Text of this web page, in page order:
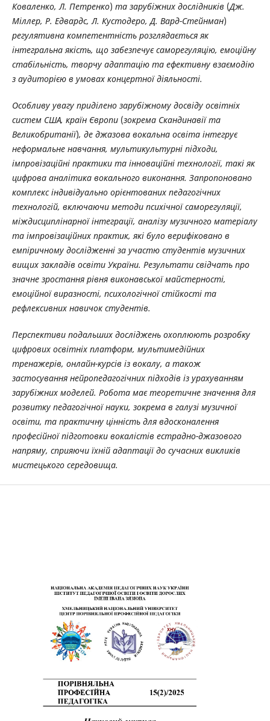
Коваленко, Л. Петренко) та зарубіжних дослідників (Дж.
Міллер, Р. Едвардс, Л. Кустодеро, Д. Вард-Стейнман)
регулятивна компетентність розглядається як
інтегральна якість, що забезпечує саморегуляцію, емоційну
стабільність, творчу адаптацію та ефективну взаємодію
з аудиторією в умовах концертної діяльності.
Особливу увагу приділено зарубіжному досвіду освітніх
систем США, країн Європи (зокрема Скандинавії та
Великобританії), де джазова вокальна освіта інтегрує
неформальне навчання, мультикультурні підходи,
імпровізаційні практики та інноваційнітехнології, такі як
цифрова аналітика вокального виконання. Запропоновано
комплекс індивідуально орієнтованих педагогічних
технологій, включаючи методи психічної саморегуляції,
міждисциплінарної інтеграції, аналізу музичного матеріалу
та імпровізаційних практик, які було верифіковано в
емпіричному дослідженні за участю студентів музичних
вищих закладів освіти України. Результати свідчать про
значне зростання рівня виконавської майстерності,
емоційної виразності, психологічної стійкості та
рефлексивних навичок студентів.
Перспективи подальших досліджень охоплюють розробку
цифрових освітніх платформ, мультимедійних
тренажерів, онлайн-курсів із вокалу, а також
застосування нейропедагогічних підходів із урахуванням
зарубіжних моделей. Робота має теоретичне значення для
розвитку педагогічної науки, зокрема в галузі музичної
освіти, та практичну цінність для вдосконалення
професійної підготовки вокалістів естрадно-джазового
напряму, сприяючи їхній адаптації до сучасних викликів
мистецького середовища.